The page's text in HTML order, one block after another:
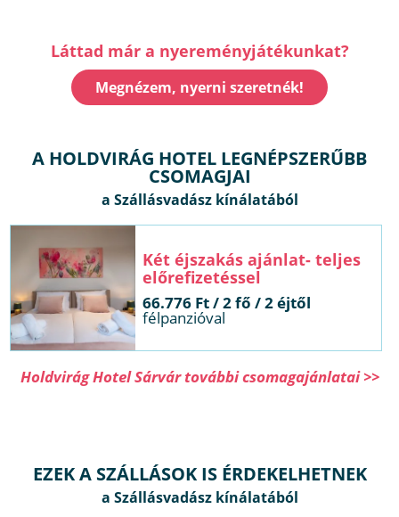
Láttad már a nyereményjátékunkat?
Megnézem, nyerni szeretnék!
A HOLDVIRÁG HOTEL LEGNÉPSZERŰBB
CSOMAGJAI
Két éjszakás ajánlat- teljes
előrefizetéssel
66.776 Ft / 2 fő / 2 éjtől
félpanzióval
Holdvirág Hotel Sárvár további csomagajánlatai >>
EZEK A SZÁLLÁSOK IS ÉRDEKELHETNEK